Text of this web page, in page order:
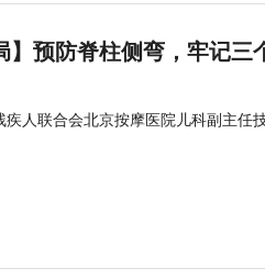
】预防脊柱侧弯，牢记三
疾人联合会北京按摩医院儿科副主任